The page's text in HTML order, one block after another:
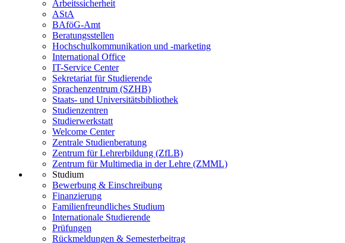
Arbeitssicherheit
AStA
BAföG-Amt
Beratungsstellen
Hochschulkommunikation und -marketing
International Office
IT-Service Center
Sekretariat für Studierende
Sprachenzentrum (SZHB)
Staats- und Universitätsbibliothek
Studienzentren
Studierwerkstatt
Welcome Center
Zentrale Studienberatung
Zentrum für Lehrerbildung (ZfLB)
Zentrum für Multimedia in der Lehre (ZMML)
Studium
Bewerbung & Einschreibung
Finanzierung
Familienfreundliches Studium
Internationale Studierende
Prüfungen
Rückmeldungen & Semesterbeitrag